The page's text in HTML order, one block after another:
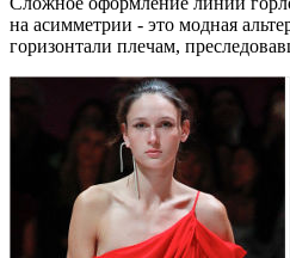
на асимметрии - это модная
горизонтали плечам,